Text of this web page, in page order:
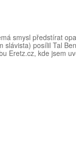
smysl předstírat
slávista) posílil Tal
Eretz.cz, kde jsem